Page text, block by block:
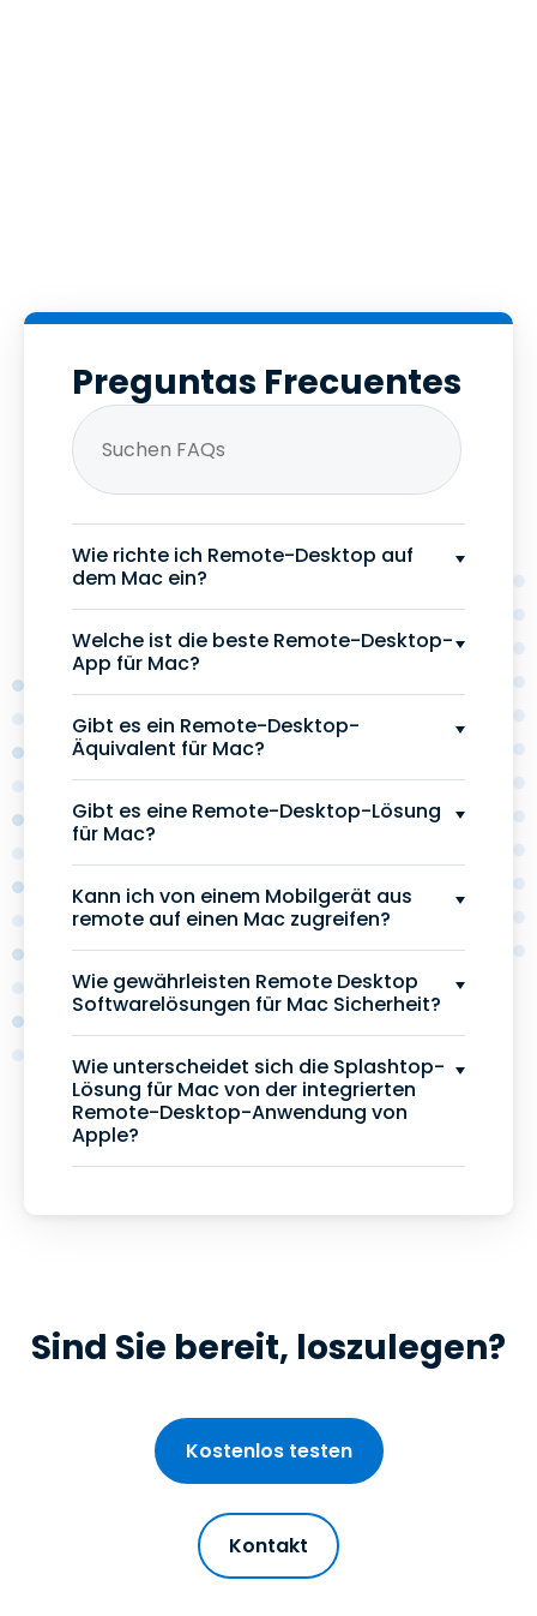
Preguntas Frecuentes
Wie richte ich Remote-Desktop auf
dem Mac ein?
Welche ist die beste Remote-Desktop-
App für Mac?
Gibt es ein Remote-Desktop-
Äquivalent für Mac?
Gibt es eine Remote-Desktop-Lösung
für Mac?
Kann ich von einem Mobilgerät aus
remote auf einen Mac zugreifen?
Wie gewährleisten Remote Desktop
Softwarelösungen für Mac Sicherheit?
Wie unterscheidet sich die Splashtop-
Lösung für Mac von der integrierten
Remote-Desktop-Anwendung von
Apple?
Sind Sie bereit, loszulegen?
Kostenlos testen
Kontakt